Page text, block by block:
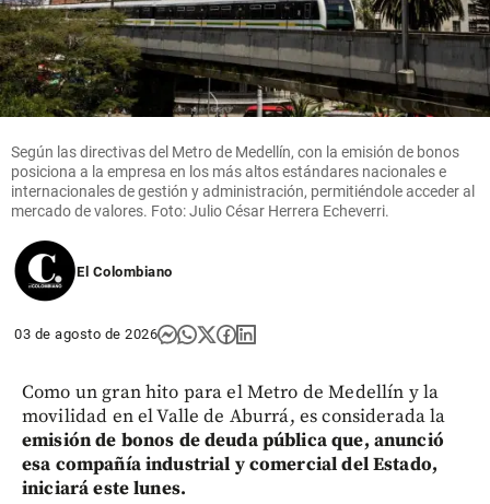
Según las directivas del Metro de Medellín, con la emisión de bonos
posiciona a la empresa en los más altos estándares nacionales e
internacionales de gestión y administración, permitiéndole acceder al
mercado de valores. Foto: Julio César Herrera Echeverri.
El Colombiano
03 de agosto de 2026
Como un gran hito para el Metro de Medellín y la
movilidad en el Valle de Aburrá, es considerada la
emisión de bonos de deuda pública que, anunció
esa compañía industrial y comercial del Estado,
iniciará este lunes.